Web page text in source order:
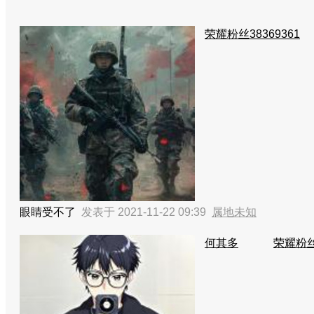
荣耀粉丝38369361
眼睛受不了 发表于 2021-11-22 09:39 属地未知
何其多 荣耀粉